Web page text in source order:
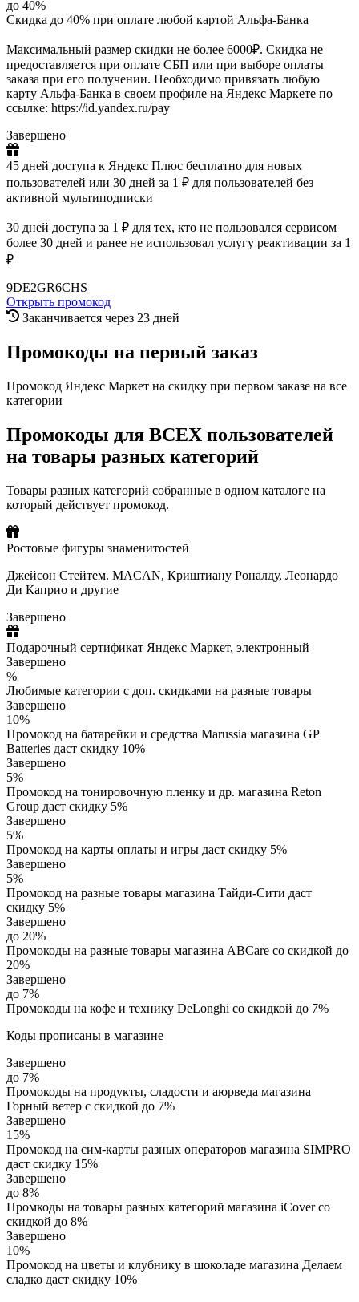
до 40%
Скидка до 40% при оплате любой картой Альфа-Банка
Максимальный размер скидки не более 6000₽. Скидка не
предоставляется при оплате СБП или при выборе оплаты
заказа при его получении. Необходимо привязать любую
карту Альфа-Банка в своем профиле на Яндекс Маркете по
ссылке: https://id.yandex.ru/pay
Завершено
45 дней доступа к Яндекс Плюс бесплатно для новых
пользователей или 30 дней за 1 ₽ для пользователей без
активной мультиподписки
30 дней доступа за 1 ₽ для тех, кто не пользовался сервисом
более 30 дней и ранее не использовал услугу реактивации за 1
₽
9DE2GR6CHS
Открыть промокод
Заканчивается через 23 дней
Промокоды на первый заказ
Промокод Яндекс Маркет на скидку при первом заказе на все
категории
Промокоды для ВСЕХ пользователей
на товары разных категорий
Товары разных категорий собранные в одном каталоге на
который действует промокод.
Ростовые фигуры знаменитостей
Джейсон Стейтем. MACAN, Криштиану Роналду, Леонардо
Ди Каприо и другие
Завершено
Подарочный сертификат Яндекс Маркет, электронный
Завершено
%
Любимые категории с доп. скидками на разные товары
Завершено
10%
Промокод на батарейки и средства Marussia магазина GP
Batteries даст скидку 10%
Завершено
5%
Промокод на тонировочную пленку и др. магазина Reton
Group даст скидку 5%
Завершено
5%
Промокод на карты оплаты и игры даст скидку 5%
Завершено
5%
Промокод на разные товары магазина Тайди-Сити даст
скидку 5%
Завершено
до 20%
Промокоды на разные товары магазина ABCare со скидкой до
20%
Завершено
до 7%
Промокоды на кофе и технику DeLonghi со скидкой до 7%
Коды прописаны в магазине
Завершено
до 7%
Промокоды на продукты, сладости и аюрведа магазина
Горный ветер с скидкой до 7%
Завершено
15%
Промокод на сим-карты разных операторов магазина SIMPRO
даст скидку 15%
Завершено
до 8%
Промкоды на товары разных категорий магазина iCover со
скидкой до 8%
Завершено
10%
Промокод на цветы и клубнику в шоколаде магазина Делаем
сладко даст скидку 10%